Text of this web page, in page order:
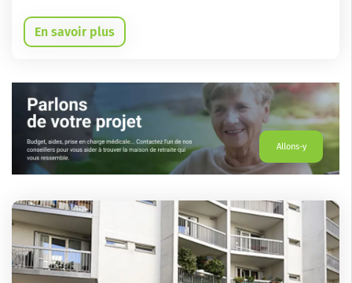
En savoir plus
Allons-y